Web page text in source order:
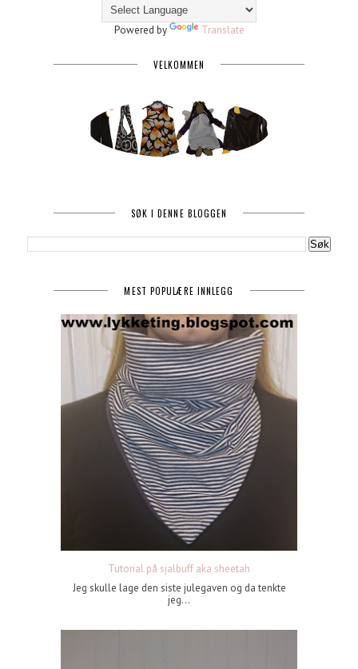
Powered by Translate
VELKOMMEN
SØK I DENNE BLOGGEN
MEST POPULÆRE INNLEGG
Tutorial på sjalbuff aka sheetah
Jeg skulle lage den siste julegaven og da tenkte
jeg...